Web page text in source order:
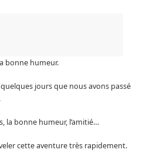
bonne humeur.
jours que nous avons passé
la bonne humeur, l’amitié…
cette aventure très rapidement.